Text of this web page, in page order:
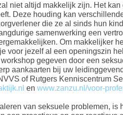
niet altijd makkelijk zijn. Het kan
Deze houding kan
die ze al sinds hun
samenwerking een
Om makkelijker
voor jezelf al een openingszin
gegeven door een
aankaarten bij uw
of Rutgers Kenniscentrum
en www.zanzu.nl/voor-
van seksuele problemen, is